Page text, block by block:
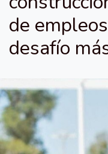
de
desafío